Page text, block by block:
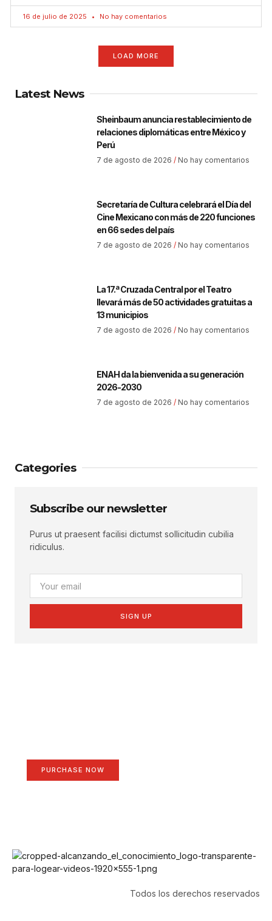
16 de julio de 2025 No hay comentarios
LOAD MORE
Latest News
Sheinbaum anuncia restablecimiento de
relaciones diplomáticas entre México y
Perú
7 de agosto de 2026 No hay comentarios
Secretaría de Cultura celebrará el Día del
Cine Mexicano con más de 220 funciones
en 66 sedes del país
7 de agosto de 2026 No hay comentarios
La 17.ª Cruzada Central por el Teatro
llevará más de 50 actividades gratuitas a
13 municipios
7 de agosto de 2026 No hay comentarios
ENAH da la bienvenida a su generación
2026-2030
7 de agosto de 2026 No hay comentarios
Categories
Subscribe our newsletter
Purus ut praesent facilisi dictumst sollicitudin cubilia
ridiculus.
SIGN UP
PURCHASE NOW
Todos los derechos reservados